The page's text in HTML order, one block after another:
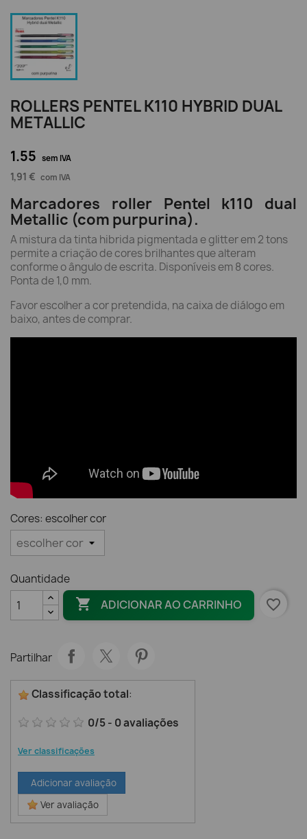
ROLLERS PENTEL K110 HYBRID DUAL
METALLIC
1.55 sem IVA
1,91 € com IVA
Marcadores roller Pentel k110 dual
Metallic (com purpurina).
A mistura da tinta hibrida pigmentada e glitter em 2 tons
permite a criação de cores brilhantes que alteram
conforme o ângulo de escrita. Disponíveis em 8 cores.
Ponta de 1,0 mm.
Favor escolher a cor pretendida, na caixa de diálogo em
baixo, antes de comprar.
Cores: escolher cor
Quantidade
 ADICIONAR AO CARRINHO favorite_border
Partilhar
Classificação total:
0/5- 0avaliações
Ver classificações
Adicionar avaliação
Ver avaliação